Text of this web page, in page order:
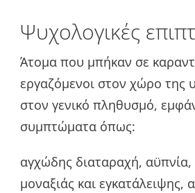
Ψυχολογικές
Άτομα που μπήκαν σε
εργαζόμενοι στον χώρο της
στον γενικό πληθυσμό,
συμπτώματα όπως:
αγχώδης διαταραχή,
μοναξιάς και εγκατάλειψης,